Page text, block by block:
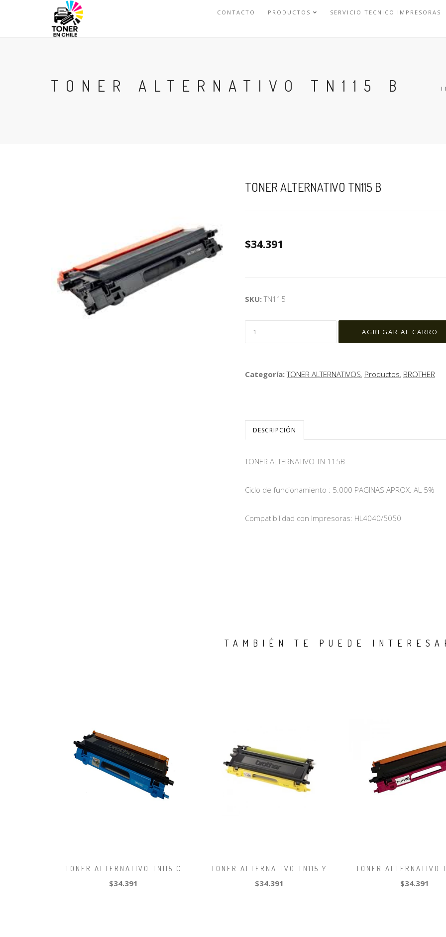
CONTACTO PRODUCTOS SERVICIO TECNICO IMPRESORAS
TONER ALTERNATIVO TN115 B
TONER ALTERNATIVO TN115 B
$34.391
SKU:TN115
Categoría:TONER ALTERNATIVOS, Productos, BROTHER
DESCRIPCIÓN
TONER ALTERNATIVO TN 115B
Ciclo de funcionamiento : 5.000 PAGINAS APROX. AL 5%
Compatibilidad con Impresoras: HL4040/5050
TAMBIÉN TE PUEDE
TONER ALTERNATIVO TN115 C
$34.391
TONER ALTERNATIVO TN115 Y
$34.391
TONER ALTERNATIVO
$34.391